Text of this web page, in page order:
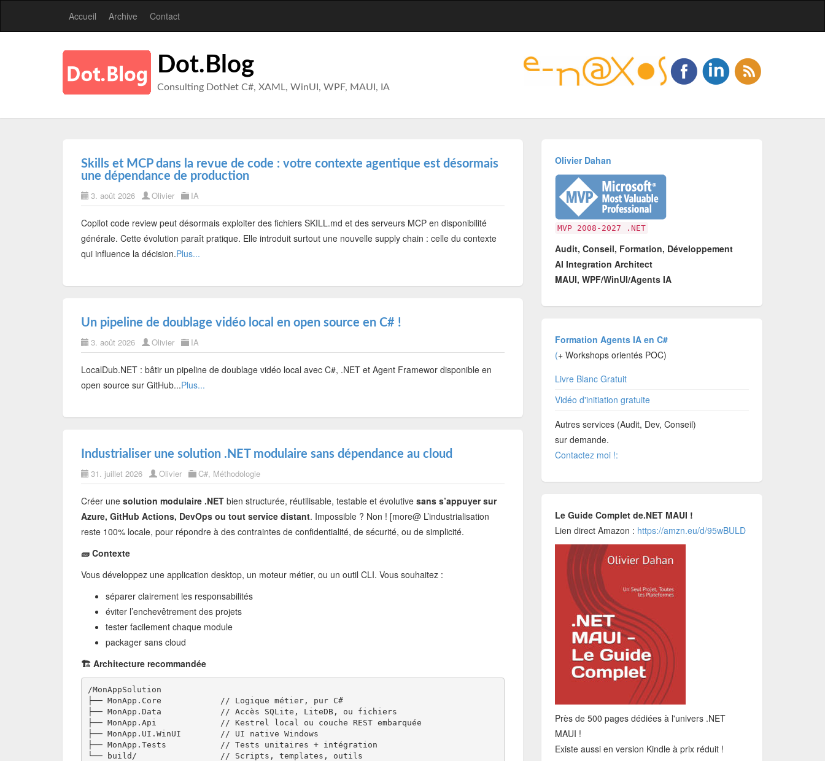
Accueil Archive Contact
Dot.Blog
Consulting DotNet C#, XAML, WinUI, WPF, MAUI, IA
Skills et MCP dans la revue de code : votre contexte agentique est désormais
une dépendance de production
3. août 2026 Olivier IA
Copilot code review peut désormais exploiter des fichiers SKILL.md et des serveurs MCP en disponibilité
générale. Cette évolution paraît pratique. Elle introduit surtout une nouvelle supply chain : celle du contexte
qui influence la décision.Plus...
Un pipeline de doublage vidéo local en open source en C# !
3. août 2026 Olivier IA
LocalDub.NET : bâtir un pipeline de doublage vidéo local avec C#, .NET et Agent Framewor disponible en
open source sur GitHub...Plus...
Industrialiser une solution .NET modulaire sans dépendance au cloud
31. juillet 2026 Olivier C#, Méthodologie
Créer une solution modulaire .NET bien structurée, réutilisable, testable et évolutive sans s’appuyer sur
Azure, GitHub Actions, DevOps ou tout service distant. Impossible ? Non ! [more@ L’industrialisation
reste 100% locale, pour répondre à des contraintes de confidentialité, de sécurité, ou de simplicité.
🧱 Contexte
Vous développez une application desktop, un moteur métier, ou un outil CLI. Vous souhaitez :
séparer clairement les responsabilités
éviter l’enchevêtrement des projets
tester facilement chaque module
packager sans cloud
🏗️ Architecture recommandée
/MonAppSolution
├── MonApp.Core            // Logique métier, pur C#
├── MonApp.Data            // Accès SQLite, LiteDB, ou fichiers
├── MonApp.Api             // Kestrel local ou couche REST embarquée
├── MonApp.UI.WinUI        // UI native Windows
├── MonApp.Tests           // Tests unitaires + intégration
└── build/                 // Scripts, templates, outils
Olivier Dahan
MVP 2008-2027 .NET
Audit, Conseil, Formation, Développement
AI Integration Architect
MAUI, WPF/WinUI/Agents IA
Formation Agents IA en C#
(+ Workshops orientés POC)
Livre Blanc Gratuit
Vidéo d'initiation gratuite
Autres services (Audit, Dev, Conseil)
sur demande.
Contactez moi !:
Le Guide Complet de.NET MAUI !
Lien direct Amazon : https://amzn.eu/d/95wBULD
Près de 500 pages dédiées à l'univers .NET
MAUI !
Existe aussi en version Kindle à prix réduit !